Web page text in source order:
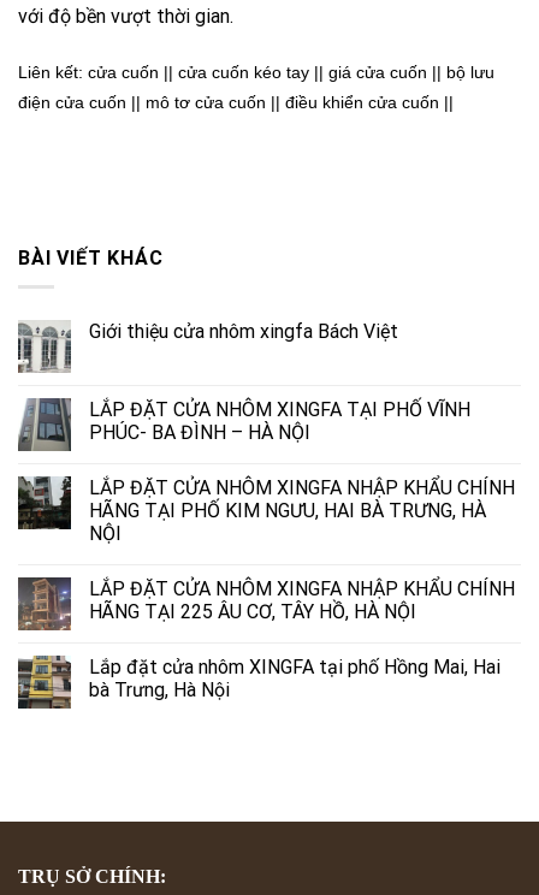
với độ bền vượt thời gian.
Liên kết: cửa cuốn || cửa cuốn kéo tay || giá cửa cuốn || bộ lưu
điện cửa cuốn || mô tơ cửa cuốn || điều khiển cửa cuốn ||
BÀI VIẾT KHÁC
Giới thiệu cửa nhôm xingfa Bách Việt
LẮP ĐẶT CỬA NHÔM XINGFA TẠI PHỐ VĨNH
PHÚC- BA ĐÌNH – HÀ NỘI
LẮP ĐẶT CỬA NHÔM XINGFA NHẬP KHẨU CHÍNH
HÃNG TẠI PHỐ KIM NGƯU, HAI BÀ TRƯNG, HÀ
NỘI
LẮP ĐẶT CỬA NHÔM XINGFA NHẬP KHẨU CHÍNH
HÃNG TẠI 225 ÂU CƠ, TÂY HỒ, HÀ NỘI
Lắp đặt cửa nhôm XINGFA tại phố Hồng Mai, Hai
bà Trưng, Hà Nội
TRỤ SỞ CHÍNH: